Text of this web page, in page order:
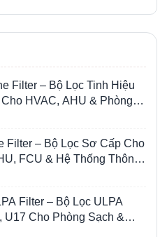
Filter – Bộ Lọc Tinh Hiệu
HVAC, AHU & Phòng
Filter – Bộ Lọc Sơ Cấp Cho
FCU & Hệ Thống Thông
Filter – Bộ Lọc ULPA
U17 Cho Phòng Sạch &